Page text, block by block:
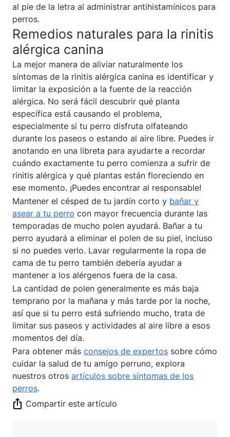
al pie de la letra al administrar antihistamínicos para
perros.
Remedios naturales para la rinitis
alérgica canina
La mejor manera de aliviar naturalmente los
síntomas de la rinitis alérgica canina es identificar y
limitar la exposición a la fuente de la reacción
alérgica. No será fácil descubrir qué planta
específica está causando el problema,
especialmente si tu perro disfruta olfateando
durante los paseos o estando al aire libre. Puedes ir
anotando en una libreta para ayudarte a recordar
cuándo exactamente tu perro comienza a sufrir de
rinitis alérgica y qué plantas están floreciendo en
ese momento. ¡Puedes encontrar al responsable!
Mantener el césped de tu jardín corto y bañar y
asear a tu perro con mayor frecuencia durante las
temporadas de mucho polen ayudará. Bañar a tu
perro ayudará a eliminar el polen de su piel, incluso
si no puedes verlo. Lavar regularmente la ropa de
cama de tu perro también debería ayudar a
mantener a los alérgenos fuera de la casa.
La cantidad de polen generalmente es más baja
temprano por la mañana y más tarde por la noche,
así que si tu perro está sufriendo mucho, trata de
limitar sus paseos y actividades al aire libre a esos
momentos del día.
Para obtener más consejos de expertos sobre cómo
cuidar la salud de tu amigo perruno, explora
nuestros otros artículos sobre síntomas de los
perros.
Compartir este artículo